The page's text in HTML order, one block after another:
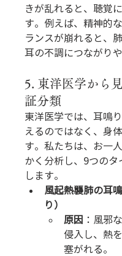
きが乱れると、聴覚
す。例えば、精神的
ランスが崩れると、
耳の不調につながり
5. 東洋医学から
証分類
東洋医学では、耳鳴
えるのではなく、身
す。私たちは、お一
かく分析し、9つの
します。
風起熱襲肺の耳
り）
原因 ：風邪
侵入し、熱
塞がれる。